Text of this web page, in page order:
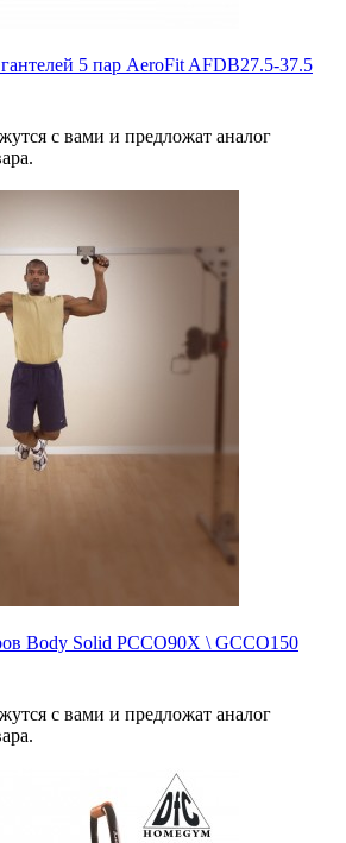
5 пар AeroFit AFDB27.5-37.5
с вами и предложат аналог
Body Solid PCCO90X \ GCCO150
с вами и предложат аналог